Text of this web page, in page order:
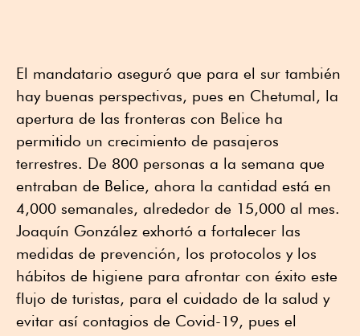
El mandatario aseguró que para el sur también
hay buenas perspectivas, pues en Chetumal, la
apertura de las fronteras con Belice ha
permitido un crecimiento de pasajeros
terrestres. De 800 personas a la semana que
entraban de Belice, ahora la cantidad está en
4,000 semanales, alrededor de 15,000 al mes.
Joaquín González exhortó a fortalecer las
medidas de prevención, los protocolos y los
hábitos de higiene para afrontar con éxito este
flujo de turistas, para el cuidado de la salud y
evitar así contagios de Covid-19, pues el